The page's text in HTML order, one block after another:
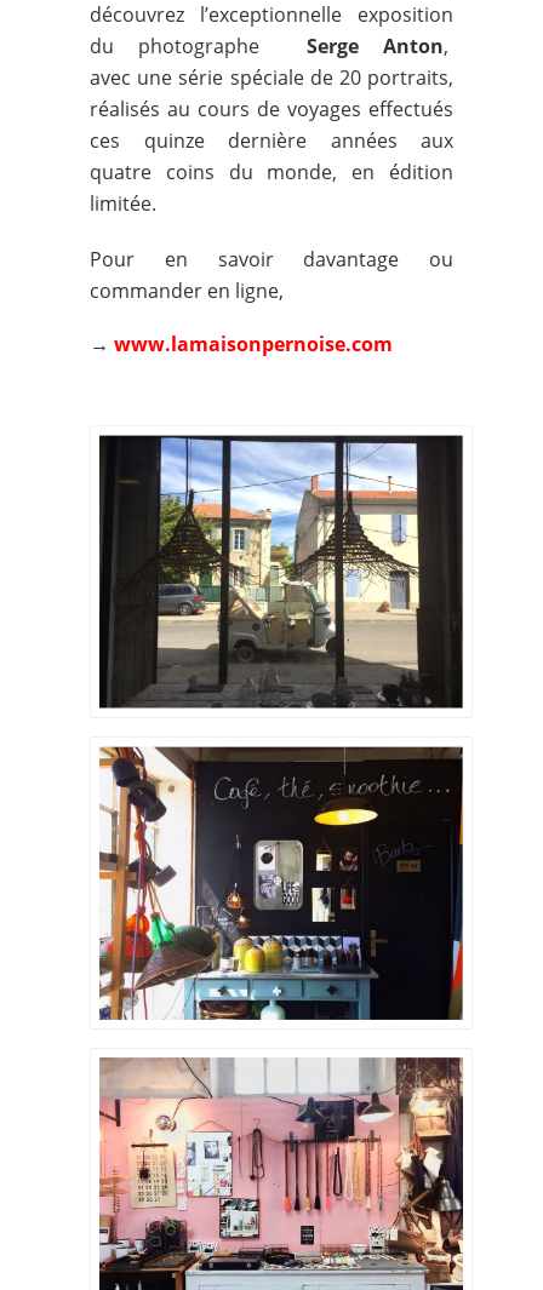
découvrez l’exceptionnelle exposition
du photographeSerge Anton,
avec une série spéciale de 20 portraits,
réalisés au cours de voyages effectués
ces quinze dernière années aux
quatre coins du monde, en édition
limitée.
Pour en savoir davantage ou
commander en ligne,
→ www.lamaisonpernoise.com